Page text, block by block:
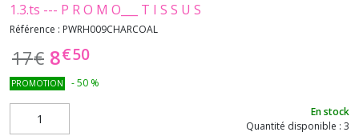
1.3.ts --- P R O M O___ T I S S U S
Référence : PWRH009CHARCOAL
17€ 8€50
PROMOTION -50 %
En stock
Quantité disponible : 3